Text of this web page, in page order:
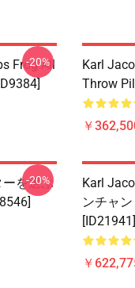
Frog All
-20%
Karl
Throw
￥
ーを選ぶ
-20%
Karl
ンチャ
[ID21941]
￥